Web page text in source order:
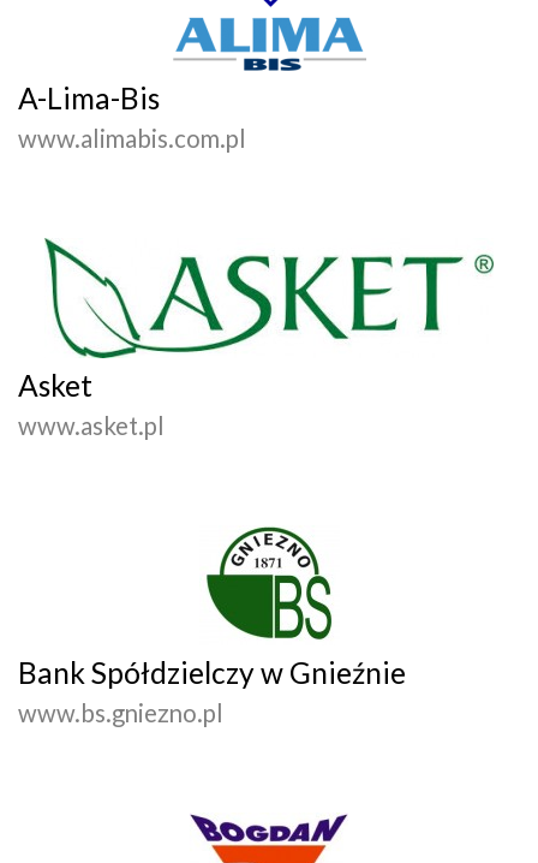
A-Lima-Bis
www.alimabis.com.pl
Asket
www.asket.pl
Bank Spółdzielczy w Gnieźnie
www.bs.gniezno.pl